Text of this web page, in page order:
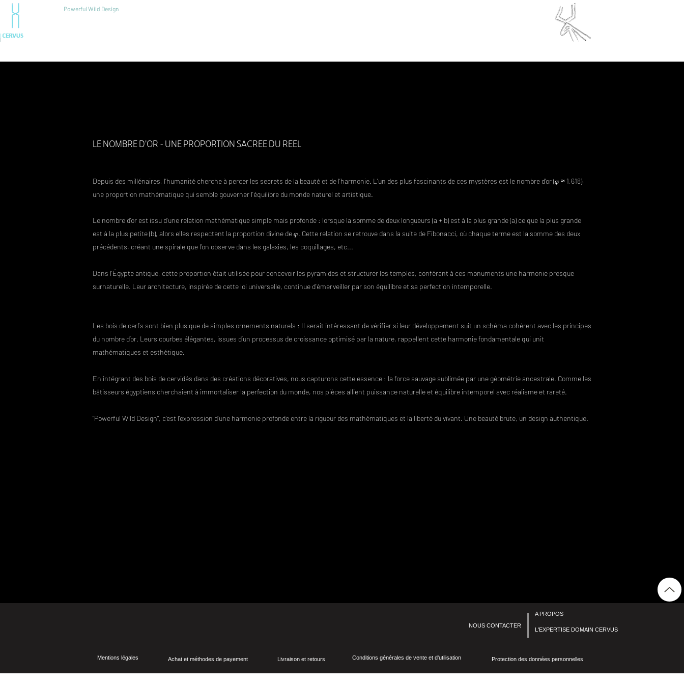
Powerful Wild Design
LE NOMBRE D'OR - UNE PROPORTION SACREE DU REEL
Depuis des millénaires, l’humanité cherche à percer les secrets de la beauté et de l’harmonie. L’un des plus fascinants de ces mystères est le nombre d’or (𝜑 ≈ 1,618),
une proportion mathématique qui semble gouverner l’équilibre du monde naturel et artistique.
Le nombre d’or est issu d’une relation mathématique simple mais profonde : lorsque la somme de deux longueurs (a + b) est à la plus grande (a) ce que la plus grande
est à la plus petite (b), alors elles respectent la proportion divine de 𝜑. Cette relation se retrouve dans la suite de Fibonacci, où chaque terme est la somme des deux
précédents, créant une spirale que l’on observe dans les galaxies, les coquillages, etc...
Dans l’Égypte antique, cette proportion était utilisée pour concevoir les pyramides et structurer les temples, conférant à ces monuments une harmonie presque
surnaturelle. Leur architecture, inspirée de cette loi universelle, continue d’émerveiller par son équilibre et sa perfection intemporelle.
Les bois de cerfs sont bien plus que de simples ornements naturels : Il serait intéressant de vérifier si leur développement suit un schéma cohérent avec les principes
du nombre d’or. Leurs courbes élégantes, issues d’un processus de croissance optimisé par la nature, rappellent cette harmonie fondamentale qui unit
mathématiques et esthétique.
En intégrant des bois de cervidés dans des créations décoratives, nous capturons cette essence : la force sauvage sublimée par une géométrie ancestrale. Comme les
bâtisseurs égyptiens cherchaient à immortaliser la perfection du monde, nos pièces allient puissance naturelle et équilibre intemporel avec réalisme et rareté.
"Powerful Wild Design", c’est l’expression d’une harmonie profonde entre la rigueur des mathématiques et la liberté du vivant. Une beauté brute, un design authentique.
A PROPOS
NOUS CONTACTER
L'EXPERTISE DOMAIN CERVUS
Mentions légales Achat et méthodes de payement Livraison et retours Conditions générales de vente et d'utilisation Protection des données personnelles